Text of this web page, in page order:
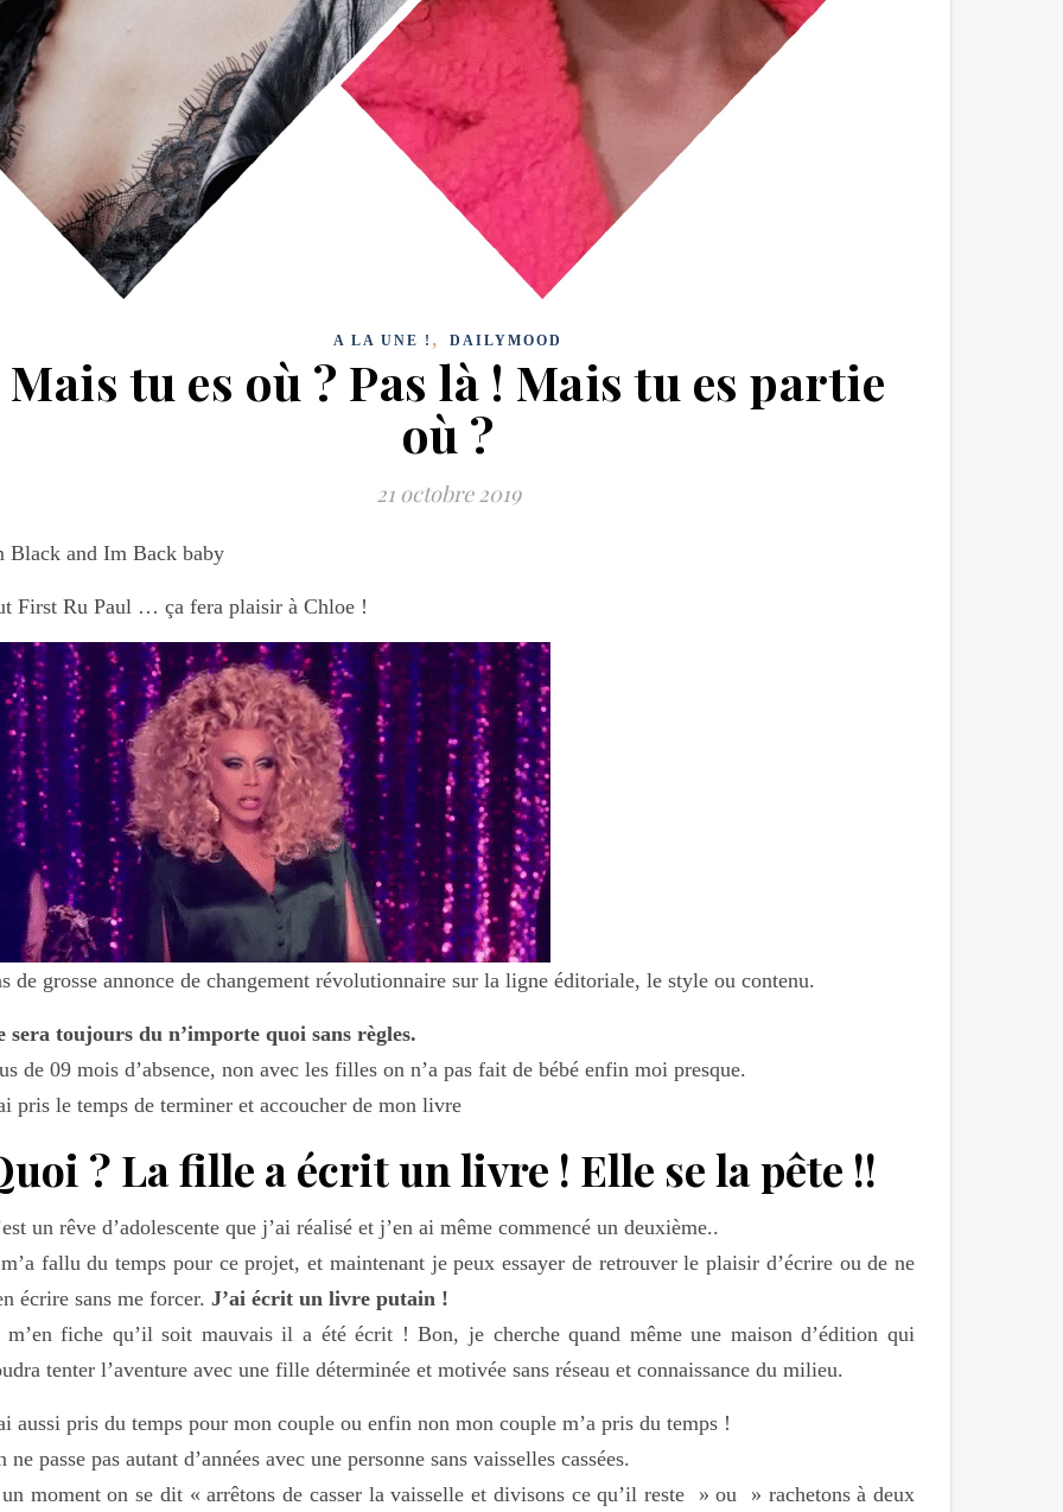
A LA UNE ! , DAILYMOOD
Mais tu es où ? Pas là ! Mais tu es partie
où ?
21 octobre 2019
Black and Im Back baby
First Ru Paul … ça fera plaisir à Chloe !
de grosse annonce de changement révolutionnaire sur la ligne éditoriale, le style ou contenu.
sera toujours du n’importe quoi sans règles.
de 09 mois d’absence, non avec les filles on n’a pas fait de bébé enfin moi presque.
pris le temps de terminer et accoucher de mon livre
? La fille a écrit un livre ! Elle se la pête !!
un rêve d’adolescente que j’ai réalisé et j’en ai même commencé un deuxième..
fallu du temps pour ce projet, et maintenant je peux essayer de retrouver le plaisir d’écrire ou de ne
écrire sans me forcer. J’ai écrit un livre putain !
m’en fiche qu’il soit mauvais il a été écrit ! Bon, je cherche quand même une maison d’édition qui
tenter l’aventure avec une fille déterminée et motivée sans réseau et connaissance du milieu.
aussi pris du temps pour mon couple ou enfin non mon couple m’a pris du temps !
ne passe pas autant d’années avec une personne sans vaisselles cassées.
moment on se dit « arrêtons de casser la vaisselle et divisons ce qu’il reste » ou » rachetons à deux